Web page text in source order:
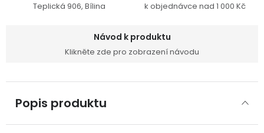
Teplická 906, Bílina k objednávce nad 1 000 Kč
Návod k produktu
Klikněte zde pro zobrazení návodu
Popis produktu